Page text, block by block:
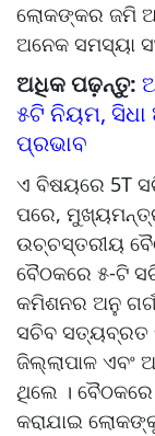
ଲୋକଙ୍କର ଜମି
ଅନେକ ସମସ୍ୟା
ଅଧିକ ପଢ଼ନ୍ତୁ:
୫ଟି ନିୟମ,
ପ୍ରଭାବ
ଏ ବିଷୟରେ 5T
ପରେ,
ଉଚ୍ଚସ୍ତରୀୟ
ବୈଠକରେ ୫-ଟି
କମିଶନର ଅନୁ
ସଚିବ ସତ୍ୟବ୍ରତ
ଜିଲ୍ଲାପାଳ ଏବଂ
ଥିଲେ । ବୈଠକରେ
କରାଯାଇ